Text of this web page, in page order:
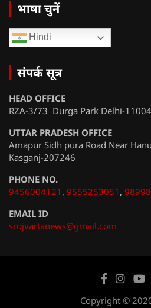
भाषा चुनें
Hindi
संपर्क सूत्र
HEAD OFFICE
RZA-3/73 Durga Park Delhi-
UTTAR PRADESH OFFICE
Amapur Sidh pura Road Near
Kasganj-207246
PHONE NO.
9456004121 , 9555253051 ,
EMAIL ID
srojvartanews@gmail.com
Copyright ©